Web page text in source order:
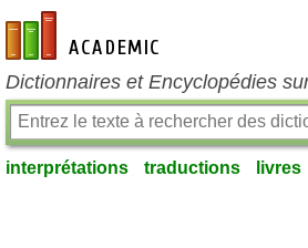
fr-academic.com
Dictionnaires et Encyclopédies
interprétations traductions livres